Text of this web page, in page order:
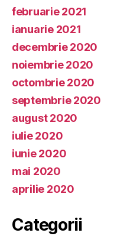
februarie 2021
ianuarie 2021
decembrie 2020
noiembrie 2020
octombrie 2020
septembrie 2020
august 2020
iulie 2020
iunie 2020
mai 2020
aprilie 2020
Categorii